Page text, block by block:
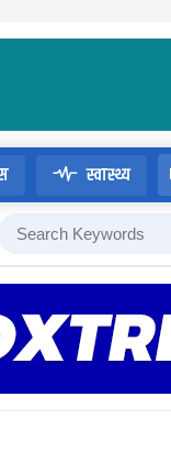
स्वास्थ्य